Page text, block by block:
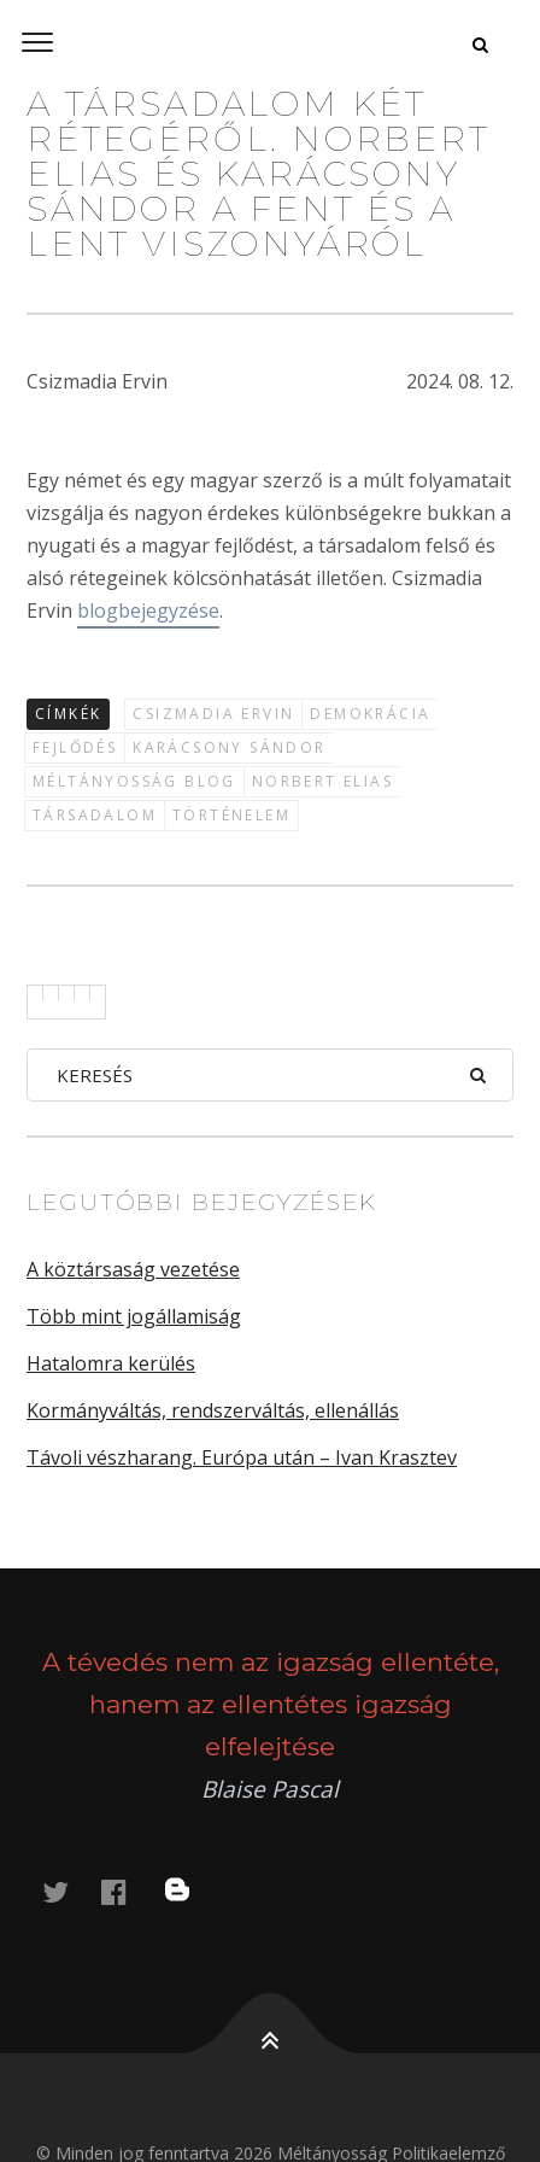
A TÁRSADALOM KÉT
RÉTEGÉRŐL. NORBERT
ELIAS ÉS KARÁCSONY
SÁNDOR A FENT ÉS A
LENT VISZONYÁRÓL
Csizmadia Ervin 2024. 08. 12.
Egy német és egy magyar szerző is a múlt folyamatait
vizsgálja és nagyon érdekes különbségekre bukkan a
nyugati és a magyar fejlődést, a társadalom felső és
alsó rétegeinek kölcsönhatását illetően. Csizmadia
Ervin blogbejegyzése.
CÍMKÉK CSIZMADIA ERVIN
DEMOKRÁCIA
FEJLŐDÉS
KARÁCSONY SÁNDOR
MÉLTÁNYOSSÁG BLOG
NORBERT ELIAS
TÁRSADALOM
TÖRTÉNELEM
LEGUTÓBBI BEJEGYZÉSEK
A köztársaság vezetése
Több mint jogállamiság
Hatalomra kerülés
Kormányváltás, rendszerváltás, ellenállás
Távoli vészharang. Európa után – Ivan Krasztev
A tévedés nem az igazság ellentéte,
hanem az ellentétes igazság
elfelejtése
Blaise Pascal
twitterfacebook
blog
© Minden jog fenntartva 2026 Méltányosság Politikaelemző